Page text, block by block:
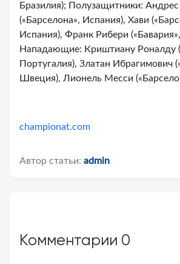
Бразилия); Полузащитники:
(«Барселона», Испания), Хави
Испания), Франк Рибери
Нападающие: Криштиану Роналду
Португалия), Златан Ибрагимович
Швеция), Лионель Месси
championat.com
Автор статьи: admin
Комментарии 0